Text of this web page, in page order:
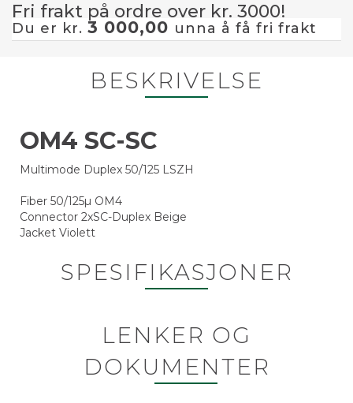
Fri frakt på ordre over kr. 3000!
Du er kr. 3 000,00 unna å få fri frakt
BESKRIVELSE
OM4 SC-SC
Multimode Duplex 50/125 LSZH
Fiber 50/125µ OM4
Connector 2xSC-Duplex Beige
Jacket Violett
SPESIFIKASJONER
LENKER OG
DOKUMENTER